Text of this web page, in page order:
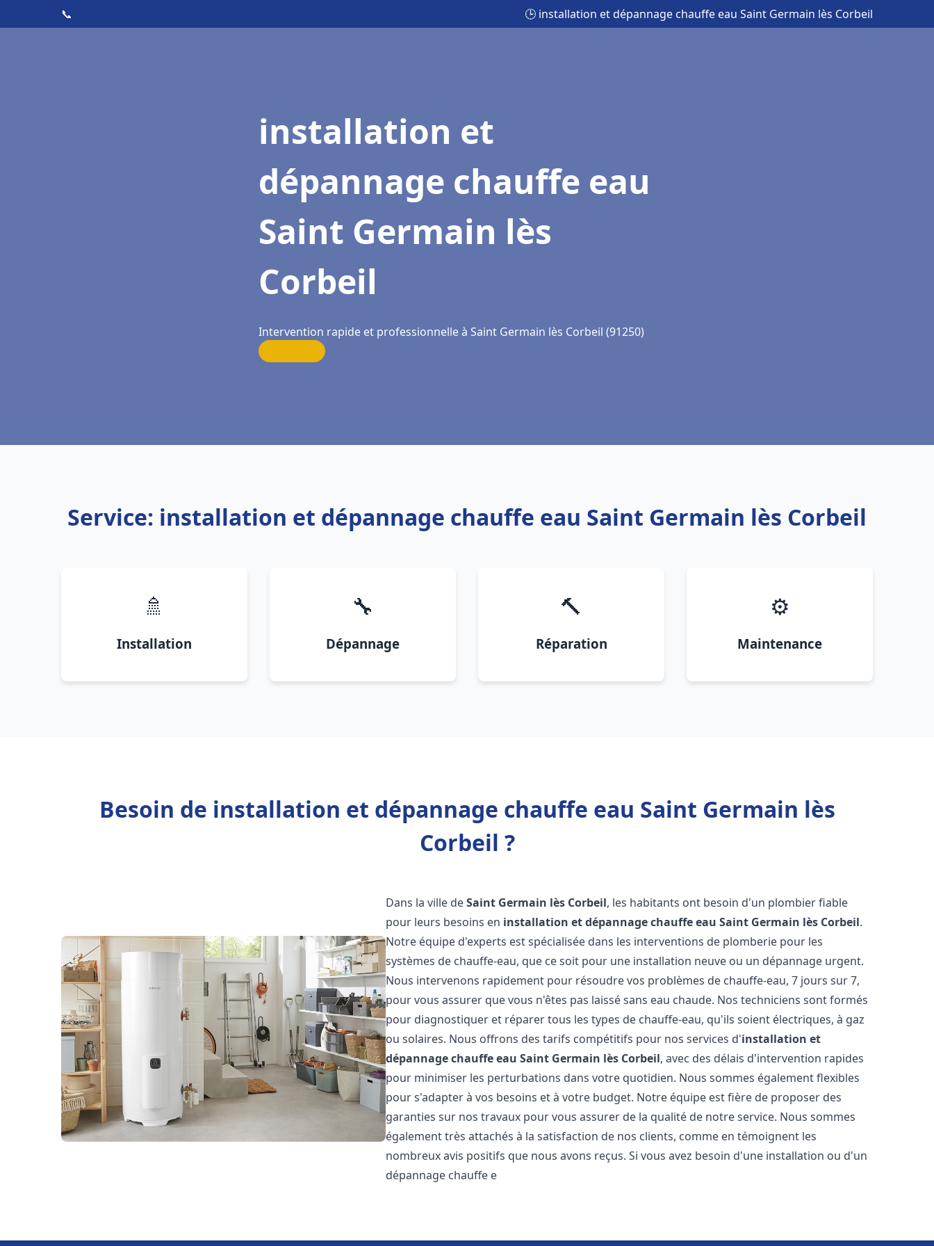
📞 🕒 installation et dépannage chauffe eau Saint Germain lès Corbeil
installation et
dépannage chauffe eau
Saint Germain lès
Corbeil
Intervention rapide et professionnelle à Saint Germain lès Corbeil (91250)
Service: installation et dépannage chauffe eau Saint Germain lès Corbeil
🚿
Installation
🔧
Dépannage
🔨
Réparation
⚙️
Maintenance
Besoin de installation et dépannage chauffe eau Saint Germain lès
Corbeil ?
Dans la ville deSaint Germain lès Corbeil, les habitants ont besoin d'un plombier fiable
pour leurs besoins en installation et dépannage chauffe eau Saint Germain lès Corbeil.
Notre équipe d'experts est spécialisée dans les interventions de plomberie pour les
systèmes de chauffe-eau, que ce soit pour une installation neuve ou un dépannage urgent.
Nous intervenons rapidement pour résoudre vos problèmes de chauffe-eau, 7 jours sur 7,
pour vous assurer que vous n'êtes pas laissé sans eau chaude. Nos techniciens sont formés
pour diagnostiquer et réparer tous les types de chauffe-eau, qu'ils soient électriques, à gaz
ou solaires. Nous offrons des tarifs compétitifs pour nos services d'installation et
dépannage chauffe eau Saint Germain lès Corbeil, avec des délais d'intervention rapides
pour minimiser les perturbations dans votre quotidien. Nous sommes également flexibles
pour s'adapter à vos besoins et à votre budget. Notre équipe est fière de proposer des
garanties sur nos travaux pour vous assurer de la qualité de notre service. Nous sommes
également très attachés à la satisfaction de nos clients, comme en témoignent les
nombreux avis positifs que nous avons reçus. Si vous avez besoin d'une installation ou d'un
dépannage chauffe e